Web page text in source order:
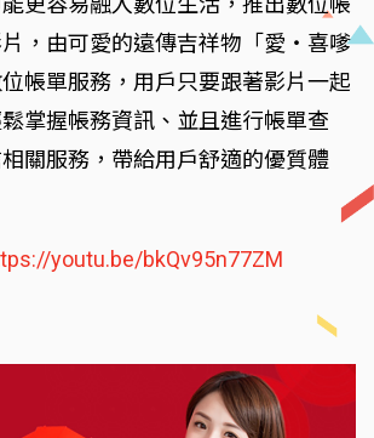
，由可愛的遠傳吉祥物「愛‧喜嗲
帳單服務，用戶只要跟著影片一起
掌握帳務資訊、並且進行帳單查
關服務，帶給用戶舒適的優質體
youtu.be/bkQv95n77ZM